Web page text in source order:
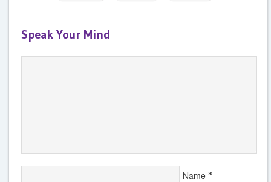
Speak Your Mind
Name *